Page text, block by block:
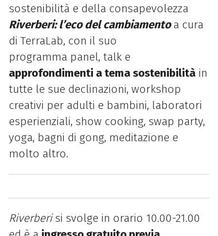
sostenibilità e della consapevolezza
Riverberi: l’eco del cambiamentoa cura
di TerraLab, con il suo
programma panel, talk e
approfondimenti a tema sostenibilitàin
tutte le sue declinazioni, workshop
creativi per adulti e bambini, laboratori
esperienziali, show cooking, swap party,
yoga, bagni di gong, meditazione e
molto altro.
Riverberisi svolge in orario 10.00-21.00